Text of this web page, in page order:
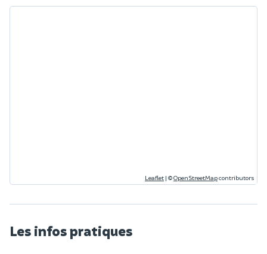
Leaflet | ©OpenStreetMapcontributors
Les infos pratiques